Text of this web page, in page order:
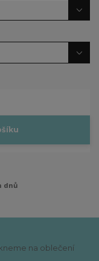
dnů
na oblečení